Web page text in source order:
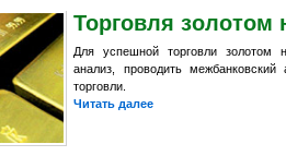
Торговля золотом
Для успешной торговли золотом
анализ, проводить межбанковский
торговли.
Читать далее